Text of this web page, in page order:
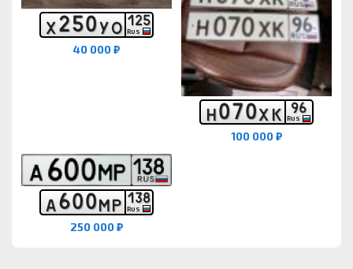
Х250УО 125
RUS
40 000 ₽
Н070ХК 96
RUS
100 000 ₽
А600МР 138
RUS
250 000 ₽